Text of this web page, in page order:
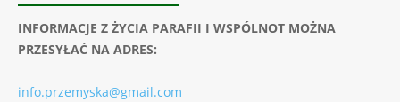
INFORMACJE Z ŻYCIA PARAFII I WSPÓLNOT MOŻNA
PRZESYŁAĆ NA ADRES:
info.przemyska@gmail.com